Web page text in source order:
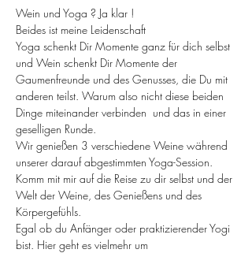
Wein und Yoga ? Ja klar !
Beides ist meine Leidenschaft
Yoga schenkt Dir Momente ganz für dich selbst
und Wein schenkt Dir Momente der
Gaumenfreunde und des Genusses, die Du mit
anderen teilst. Warum also nicht diese beiden
Dinge miteinander verbinden  und das in einer
geselligen Runde.
Wir genießen 3 verschiedene Weine während
unserer darauf abgestimmten Yoga-Session.
Komm mit mir auf die Reise zu dir selbst und der
Welt der Weine, des Genießens und des
Körpergefühls.
Egal ob du Anfänger oder praktizierender Yogi
bist. Hier geht es vielmehr um